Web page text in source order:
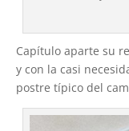
Capítulo aparte su
y con la casi
postre típico del